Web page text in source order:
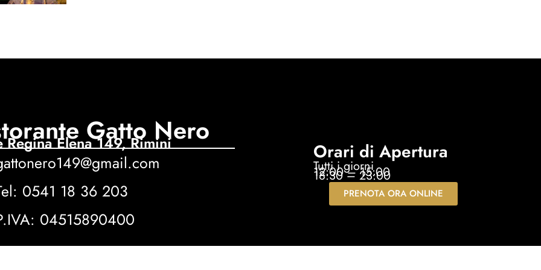
Gatto Nero
Regina Elena 149, Rimini
0541 18 36 203
04515890400
Orari di Apertura
Tutti i giorni
12:00 – 15:00
18:30 – 23:00
PRENOTA ORA ONLINE